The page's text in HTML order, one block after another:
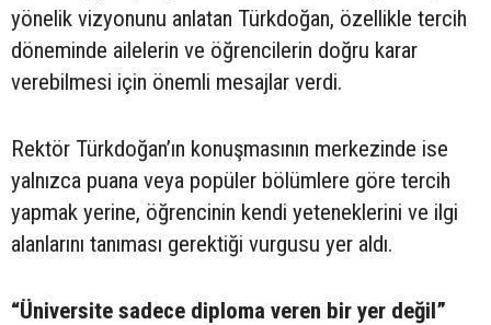
yönelik vizyonunu anlatan Türkdoğan, özellikle tercih
döneminde ailelerin ve öğrencilerin doğru karar
verebilmesi için önemli mesajlar verdi.
Rektör Türkdoğan’ın konuşmasının merkezinde ise
yalnızca puana veya popüler bölümlere göre tercih
yapmak yerine, öğrencinin kendi yeteneklerini ve ilgi
alanlarını tanıması gerektiği vurgusu yer aldı.
“Üniversite sadece diploma veren bir yer değil”